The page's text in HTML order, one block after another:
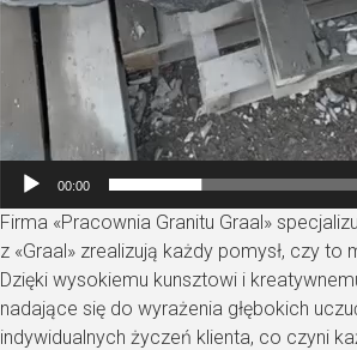
00:00
Firma «Pracownia Granitu Graal»
z «Graal» zrealizują każdy pomysł, czy
Dzięki wysokiemu kunsztowi i
nadające się do wyrażenia głębokich
indywidualnych życzeń klienta, co czyni